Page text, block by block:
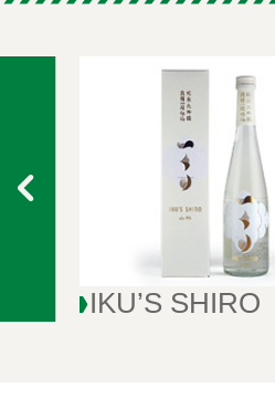
IKU’S SHIRO